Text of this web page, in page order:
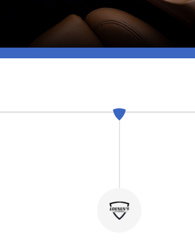
WERKPLAATS
Ma - Vr:08.00 - 18.00